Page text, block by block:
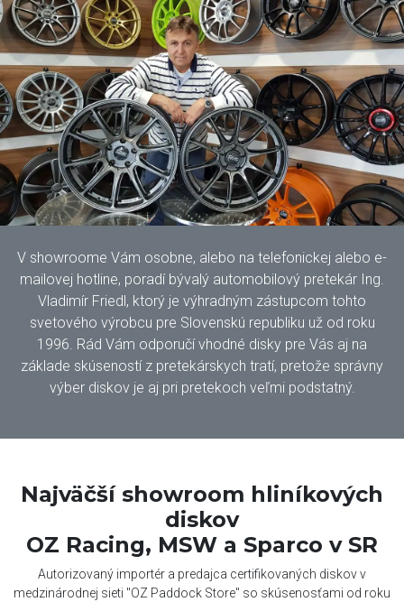
V showroome Vám osobne, alebo na telefonickej alebo e-
mailovej hotline, poradí bývalý automobilový pretekár Ing.
Vladimír Friedl, ktorý je výhradným zástupcom tohto
svetového výrobcu pre Slovenskú republiku už od roku
1996. Rád Vám odporučí vhodné disky pre Vás aj na
základe skúseností z pretekárskych tratí, pretože správny
výber diskov je aj pri pretekoch veľmi podstatný.
Najväčší showroom hliníkových
diskov
OZ Racing, MSW a Sparco v SR
Autorizovaný importér a predajca certifikovaných diskov v
medzinárodnej sieti "OZ Paddock Store" so skúsenosťami od roku